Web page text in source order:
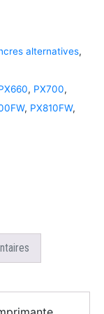
alternatives,
, PX700,
, PX810FW,